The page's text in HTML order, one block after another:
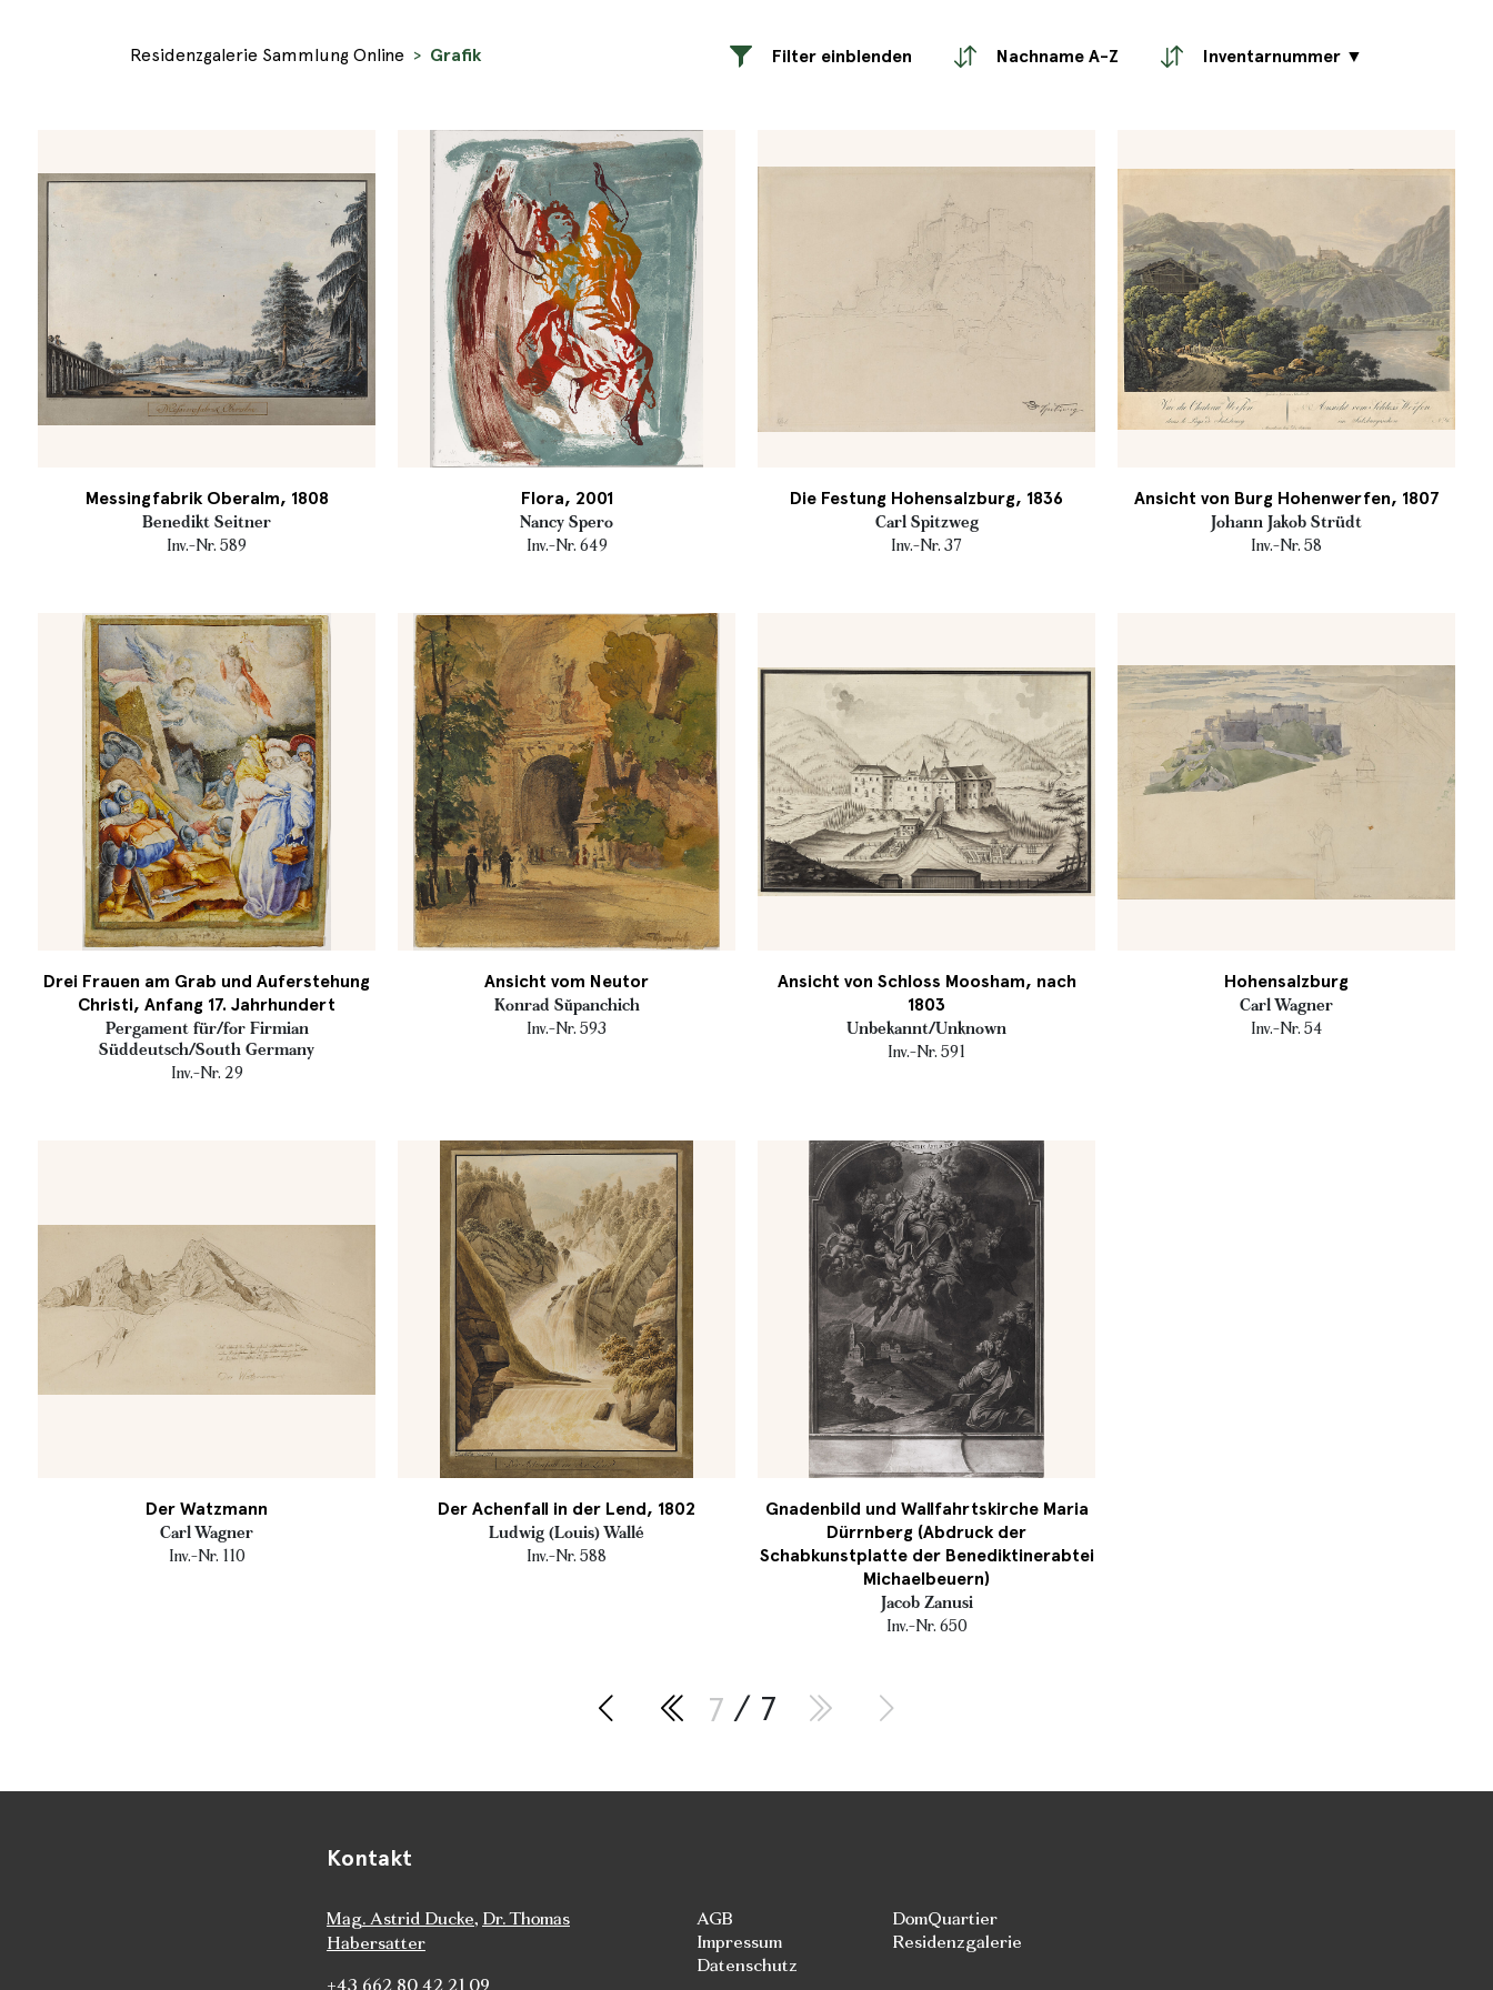
Residenzgalerie Sammlung Online Grafik Filter einblenden Nachname A-Z Inventarnummer ▼
Messingfabrik Oberalm, 1808
Benedikt Seitner
Inv.-Nr. 589
Flora, 2001
Nancy Spero
Inv.-Nr. 649
Die Festung Hohensalzburg, 1836
Carl Spitzweg
Inv.-Nr. 37
Ansicht von Burg Hohenwerfen, 1807
Johann Jakob Strüdt
Inv.-Nr. 58
Drei Frauen am Grab und Auferstehung
Christi, Anfang 17. Jahrhundert
Pergament für/for Firmian
Süddeutsch/South Germany
Inv.-Nr. 29
Ansicht vom Neutor
Konrad Sŭpanchich
Inv.-Nr. 593
Ansicht von Schloss Moosham, nach
1803
Unbekannt/Unknown
Inv.-Nr. 591
Hohensalzburg
Carl Wagner
Inv.-Nr. 54
Der Watzmann
Carl Wagner
Inv.-Nr. 110
Der Achenfall in der Lend, 1802
Ludwig (Louis) Wallé
Inv.-Nr. 588
Gnadenbild und Wallfahrtskirche Maria
Dürrnberg (Abdruck der
Schabkunstplatte der Benediktinerabtei
Michaelbeuern)
Jacob Zanusi
Inv.-Nr. 650
7 / 7
Kontakt
Mag. Astrid Ducke, Dr. Thomas
Habersatter
+43 662 80 42 21 09
AGB
Impressum
Datenschutz
DomQuartier
Residenzgalerie